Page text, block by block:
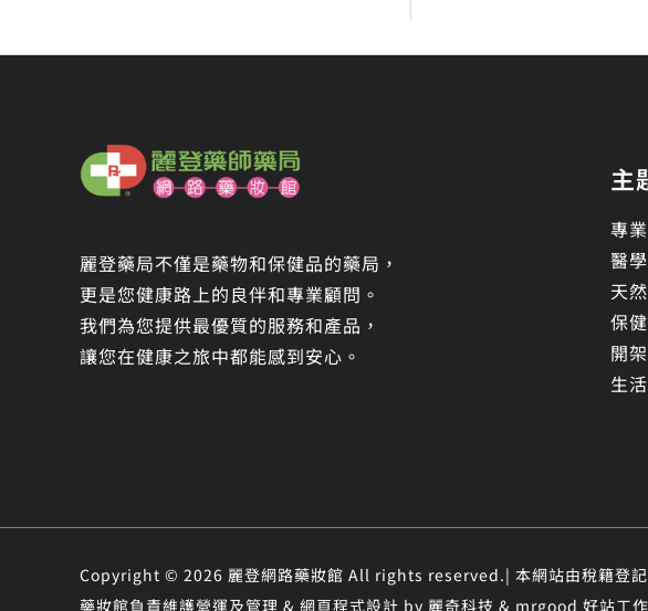
麗登藥局不僅是藥物和保健品的藥局，
更是您健康路上的良伴和專業顧問。
我們為您提供最優質的服務和產品，
讓您在健康之旅中都能感到安心。
主
專
醫
天
保
開
生
Copyright © 2026 麗登網路藥妝館 All rights reserved.| 本網站由稅籍登
藥妝館負責維護營運及管理 & 網頁程式設計 by 麗奇科技 & mrgood 好站工